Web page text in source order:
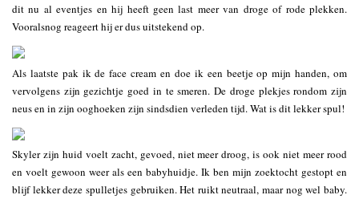
dit nu al eventjes en hij heeft geen last meer van droge of rode plekken.
Vooralsnog reageert hij er dus uitstekend op.
Als laatste pak ik de face cream en doe ik een beetje op mijn handen, om
vervolgens zijn gezichtje goed in te smeren. De droge plekjes rondom zijn
neus en in zijn ooghoeken zijn sindsdien verleden tijd. Wat is dit lekker spul!
Skyler zijn huid voelt zacht, gevoed, niet meer droog, is ook niet meer rood
en voelt gewoon weer als een babyhuidje. Ik ben mijn zoektocht gestopt en
blijf lekker deze spulletjes gebruiken. Het ruikt neutraal, maar nog wel baby.